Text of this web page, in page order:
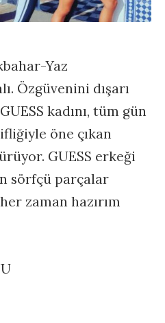
Yaz
Özgüvenini dışarı
kadını, tüm gün
öne çıkan
GUESS erkeği
sörfçü parçalar
zaman hazırım